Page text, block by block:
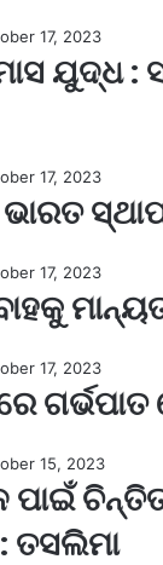
17, 2023
ଯୁଦ୍ଧ
17, 2023
17, 2023
17, 2023
15, 2023
ପାଇଁ
ତସଲିମା